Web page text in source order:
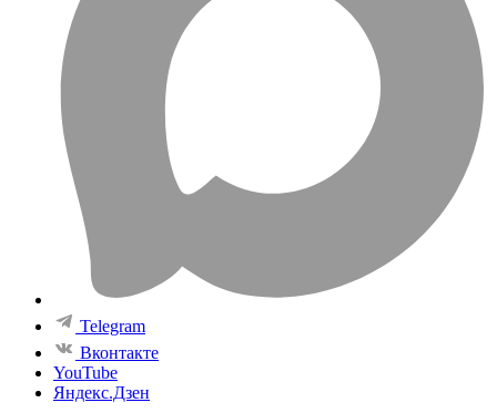
Telegram
Вконтакте
YouTube
Яндекс.Дзен